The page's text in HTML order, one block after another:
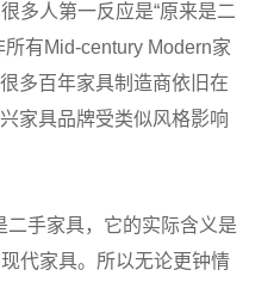
多人第一反应是“原来是二
有Mid-century Modern家
多百年家具制造商依旧在
家具品牌受类似风格影响
手家具，它的实际含义是
代家具。所以无论更钟情